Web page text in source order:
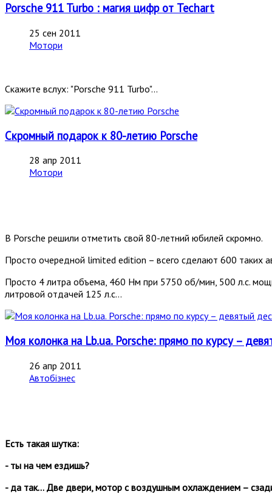
Porsche 911 Turbo : магия цифр от Techart
25 сен 2011
Мотори
Скажите вслух: "Porsche 911 Turbo"...
Скромный подарок к 80-летию Porsche
28 апр 2011
Мотори
В Porsche решили отметить свой 80-летний юбилей скромно.
Просто очередной limited edition – всего сделают 600 таких
Просто 4 литра объема, 460 Нм при 5750 об/мин, 500 л.с.
литровой отдачей 125 л.с...
Моя колонка на Lb.ua. Porsche: прямо по курсу –
26 апр 2011
Автобізнес
Есть такая шутка:
- ты на чем ездишь?
- да так… Две двери, мотор с воздушным охлаждением –